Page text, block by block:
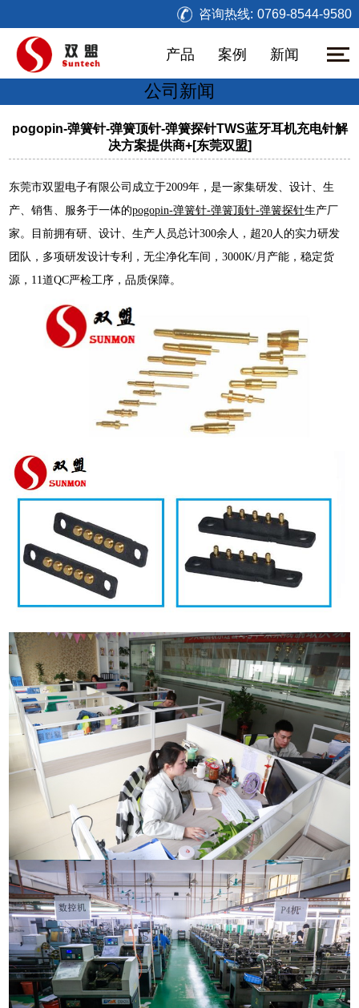
咨询热线: 0769-8544-9580
产品 案例 新闻
公司新闻
pogopin-弹簧针-弹簧顶针-弹簧探针TWS蓝牙耳机充电针解
决方案提供商+[东莞双盟]
东莞市双盟电子有限公司成立于2009年，是一家集研发、设计、生
产、销售、服务于一体的pogopin-弹簧针-弹簧顶针-弹簧探针生产厂
家。目前拥有研、设计、生产人员总计300余人，超20人的实力研发
团队，多项研发设计专利，无尘净化车间，3000K/月产能，稳定货
源，11道QC严检工序，品质保障。